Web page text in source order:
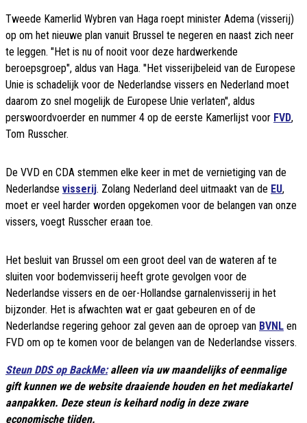
Tweede Kamerlid Wybren van Haga roept minister Adema (visserij)
op om het nieuwe plan vanuit Brussel te negeren en naast zich neer
te leggen. "Het is nu of nooit voor deze hardwerkende
beroepsgroep", aldus van Haga. ''Het visserijbeleid van de Europese
Unie is schadelijk voor de Nederlandse vissers en Nederland moet
daarom zo snel mogelijk de Europese Unie verlaten'', aldus
perswoordvoerder en nummer 4 op de eerste Kamerlijst voor FVD,
Tom Russcher.
De VVD en CDA stemmen elke keer in met de vernietiging van de
Nederlandse visserij. Zolang Nederland deel uitmaakt van de EU,
moet er veel harder worden opgekomen voor de belangen van onze
vissers, voegt Russcher eraan toe.
Het besluit van Brussel om een groot deel van de wateren af te
sluiten voor bodemvisserij heeft grote gevolgen voor de
Nederlandse vissers en de oer-Hollandse garnalenvisserij in het
bijzonder. Het is afwachten wat er gaat gebeuren en of de
Nederlandse regering gehoor zal geven aan de oproep van BVNL en
FVD om op te komen voor de belangen van de Nederlandse vissers.
Steun DDS op BackMe:alleen via uw maandelijks of eenmalige
gift kunnen we de website draaiende houden en het mediakartel
aanpakken. Deze steun is keihard nodig in deze zware
economische tijden.